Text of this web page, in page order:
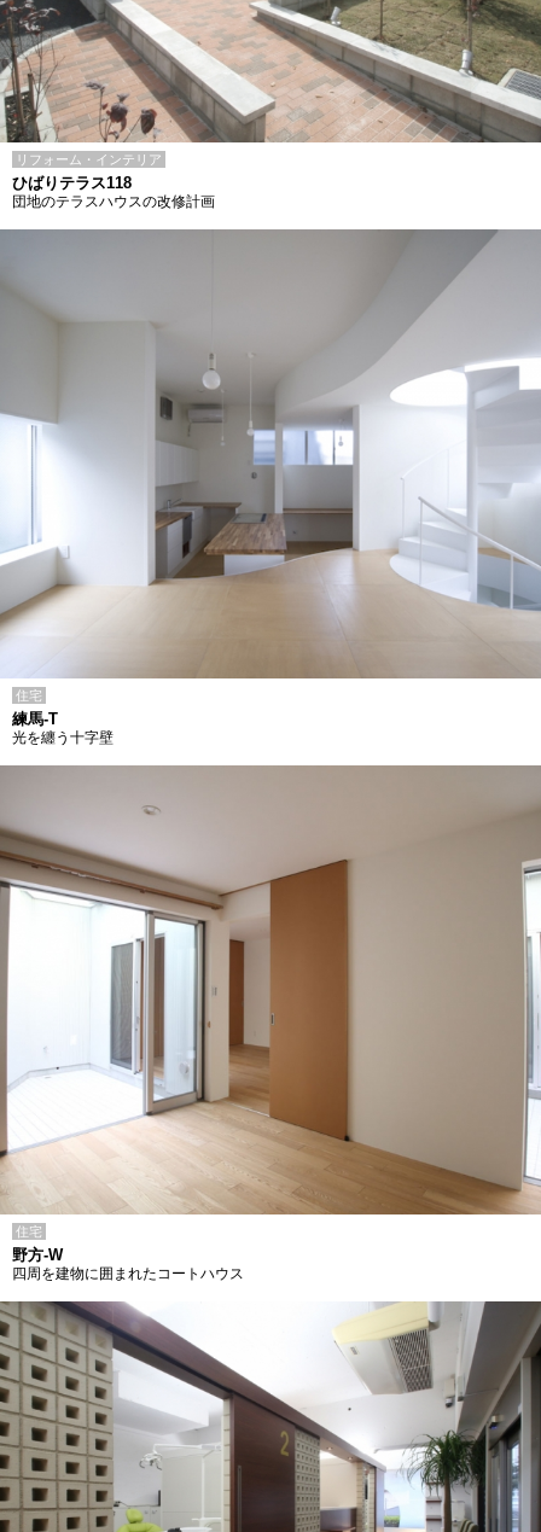
リフォーム・インテリア
ひばりテラス118
団地のテラスハウスの改修計画
住宅
練馬-T
光を纏う十字壁
住宅
野方-W
四周を建物に囲まれたコートハウス